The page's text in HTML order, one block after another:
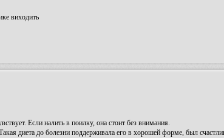
виходить
Если налить в поилку, она стоит без внимания.
диета до болезни поддерживала его в хорошей форме, был